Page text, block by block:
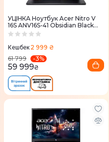
УЦІНКА Ноутбук Acer Nitro V
16S ANV16S-41 Obsidian Black
(NH.U03EU.007)
Кешбек 2 999 ₴
61 799
-3%
59 999₴